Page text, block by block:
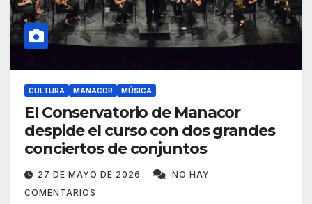
CULTURA MANACOR MÚSICA
El Conservatorio de Manacor
despide el curso con dos grandes
conciertos de conjuntos
27 DE MAYO DE 2026
NO HAY
COMENTARIOS